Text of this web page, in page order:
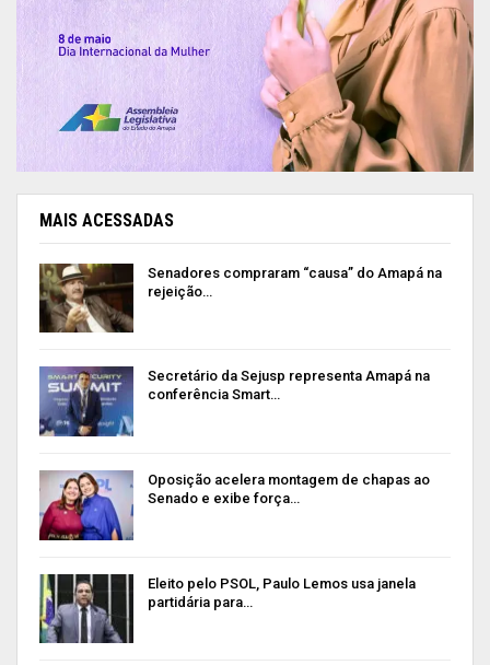
MAIS ACESSADAS
Senadores compraram “causa” do Amapá na
rejeição…
Secretário da Sejusp representa Amapá na
conferência Smart…
Oposição acelera montagem de chapas ao
Senado e exibe força…
Eleito pelo PSOL, Paulo Lemos usa janela
partidária para…